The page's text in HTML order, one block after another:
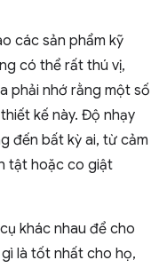
các sản phẩm kỹ
có thể rất thú vị,
phải nhớ rằng một số
kế này. Độ nhạy
đến bất kỳ ai, từ cảm
tật hoặc co giật
khác nhau để cho
là tốt nhất cho họ,